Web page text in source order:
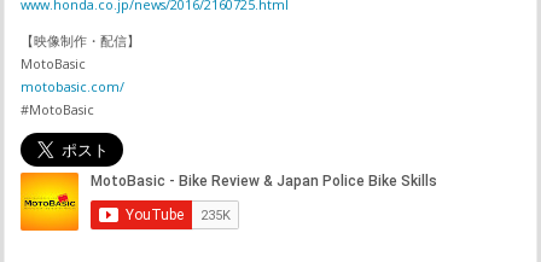
www.honda.co.jp/news/2016/2160725.html
【映像制作・配信】
MotoBasic
motobasic.com/
#MotoBasic